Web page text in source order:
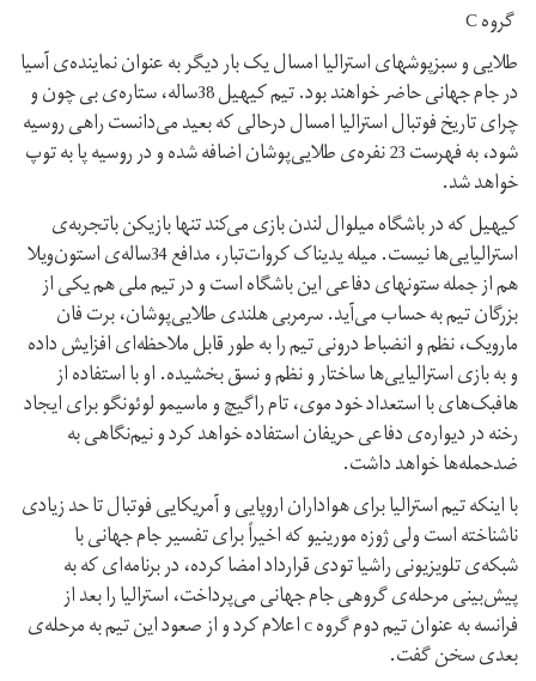
گروه C
طلایی و سبزپوشهای استرالیا امسال یک بار دیگر به عنوان نماینده‌ی آسیا
در جام جهانی حاضر خواهند بود. تیم کیهیل 38ساله، ستاره‌ی بی چون و
چرای تاریخ فوتبال استرالیا امسال درحالی که بعید می‌دانست راهی روسیه
شود، به فهرست 23 نفره‌ی طلایی‌پوشان اضافه شده و در روسیه پا به توپ
خواهد شد.
کیهیل که در باشگاه میلوال لندن بازی می‌کند تنها بازیکن باتجربه‌ی
استرالیایی‌ها نیست. میله یدیناک کروات‌تبار، مدافع 34ساله‌ی استون‌ویلا
هم از جمله ستونهای دفاعی این باشگاه است و در تیم ملی هم یکی از
بزرگان تیم به حساب می‌آید. سرمربی هلندی طلایی‌پوشان، برت فان
مارویک، نظم و انضباط درونی تیم را به طور قابل ملاحظه‌ای افزایش داده
و به بازی استرالیایی‌ها ساختار و نظم و نسق بخشیده. او با استفاده از
هافبک‌های با استعداد خود موی، تام راگیچ و ماسیمو لوئونگو برای ایجاد
رخنه در دیواره‌ی دفاعی حریفان استفاده خواهد کرد و نیم‌نگاهی به
ضدحمله‌ها خواهد داشت.
با اینکه تیم استرالیا برای هواداران اروپایی و آمریکایی فوتبال تا حد زیادی
ناشناخته است ولی ژوزه مورینیو که اخیراً برای تفسیر جام جهانی با
شبکه‌ی تلویزیونی راشیا تودی قرارداد امضا کرده، در برنامه‌ای که به
پیش‌بینی مرحله‌ی گروهی جام جهانی می‌پرداخت، استرالیا را بعد از
فرانسه به عنوان تیم دوم گروه c اعلام کرد و از صعود این تیم به مرحله‌ی
بعدی سخن گفت.